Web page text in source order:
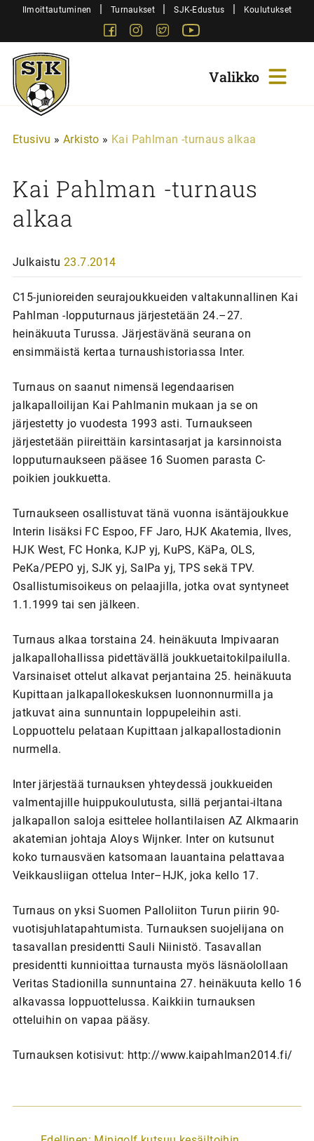
SiirryIlmoittautuminen | Turnaukset | SJK-Edustus | Koulutukset
FacebookInstagram
Twitter
Sjk-
Juniorit
Etusivu » Arkisto » Kai Pahlman -turnaus alkaa
Kai Pahlman -turnaus
alkaa
Julkaistu 23.7.2014
C15-junioreiden seurajoukkueiden valtakunnallinen Kai
Pahlman -lopputurnaus järjestetään 24.–27.
heinäkuuta Turussa. Järjestävänä seurana on
ensimmäistä kertaa turnaushistoriassa Inter.
Turnaus on saanut nimensä legendaarisen
jalkapalloilijan Kai Pahlmanin mukaan ja se on
järjestetty jo vuodesta 1993 asti. Turnaukseen
järjestetään piireittäin karsintasarjat ja karsinnoista
lopputurnaukseen pääsee 16 Suomen parasta C-
poikien joukkuetta.
Turnaukseen osallistuvat tänä vuonna isäntäjoukkue
Interin lisäksi FC Espoo, FF Jaro, HJK Akatemia, Ilves,
HJK West, FC Honka, KJP yj, KuPS, KäPa, OLS,
PeKa/PEPO yj, SJK yj, SalPa yj, TPS sekä TPV.
Osallistumisoikeus on pelaajilla, jotka ovat syntyneet
1.1.1999 tai sen jälkeen.
Turnaus alkaa torstaina 24. heinäkuuta Impivaaran
jalkapallohallissa pidettävällä joukkuetaitokilpailulla.
Varsinaiset ottelut alkavat perjantaina 25. heinäkuuta
Kupittaan jalkapallokeskuksen luonnonnurmilla ja
jatkuvat aina sunnuntain loppupeleihin asti.
Loppuottelu pelataan Kupittaan jalkapallostadionin
nurmella.
Inter järjestää turnauksen yhteydessä joukkueiden
valmentajille huippukoulutusta, sillä perjantai-iltana
jalkapallon saloja esittelee hollantilaisen AZ Alkmaarin
akatemian johtaja Aloys Wijnker. Inter on kutsunut
koko turnausväen katsomaan lauantaina pelattavaa
Veikkausliigan ottelua Inter–HJK, joka kello 17.
Turnaus on yksi Suomen Palloliiton Turun piirin 90-
vuotisjuhlatapahtumista. Turnauksen suojelijana on
tasavallan presidentti Sauli Niinistö. Tasavallan
presidentti kunnioittaa turnausta myös läsnäolollaan
Veritas Stadionilla sunnuntaina 27. heinäkuuta kello 16
alkavassa loppuottelussa. Kaikkiin turnauksen
otteluihin on vapaa pääsy.
Turnauksen kotisivut: http://www.kaipahlman2014.fi/
A